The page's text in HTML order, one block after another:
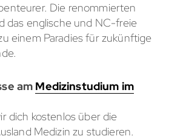
Die renommierten
das englische und NC-freie
einem Paradies für zukünftige
am Medizinstudium im
dich kostenlos über die
Medizin zu studieren.